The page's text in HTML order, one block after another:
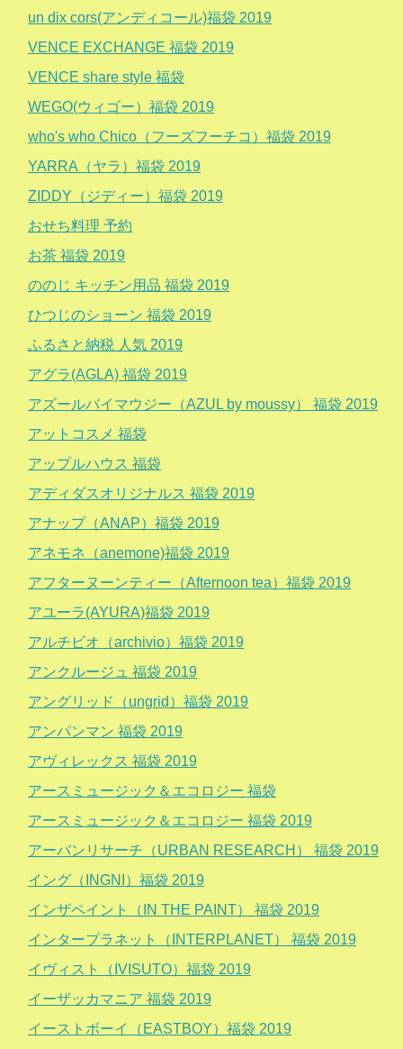
un dix cors(アンディコール)福袋 2019
VENCE EXCHANGE 福袋 2019
VENCE share style 福袋
WEGO(ウィゴー）福袋 2019
who's who Chico（フーズフーチコ）福袋 2019
YARRA（ヤラ）福袋 2019
ZIDDY（ジディー）福袋 2019
おせち料理 予約
お茶 福袋 2019
ののじ キッチン用品 福袋 2019
ひつじのショーン 福袋 2019
ふるさと納税 人気 2019
アグラ(AGLA) 福袋 2019
アズールバイマウジー（AZUL by moussy） 福袋 2019
アットコスメ 福袋
アップルハウス 福袋
アディダスオリジナルス 福袋 2019
アナップ（ANAP）福袋 2019
アネモネ（anemone)福袋 2019
アフターヌーンティー（Afternoon tea）福袋 2019
アユーラ(AYURA)福袋 2019
アルチビオ（archivio）福袋 2019
アンクルージュ 福袋 2019
アングリッド（ungrid）福袋 2019
アンパンマン 福袋 2019
アヴィレックス 福袋 2019
アースミュージック＆エコロジー 福袋
アースミュージック＆エコロジー 福袋 2019
アーバンリサーチ（URBAN RESEARCH） 福袋 2019
イング（INGNI）福袋 2019
インザペイント（IN THE PAINT） 福袋 2019
インタープラネット（INTERPLANET） 福袋 2019
イヴィスト（IVISUTO）福袋 2019
イーザッカマニア 福袋 2019
イーストボーイ（EASTBOY）福袋 2019